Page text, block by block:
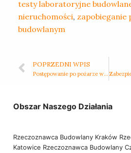
testy laboratoryjne
nieruchomości, zapobieganie
budowlanym
POPRZEDNI WPIS
Postępowanie po pożarze wywołanym przez piorun – pierwsze kroki i procedury naprawcze
Obszar Naszego Działania
Rzeczoznawca Budowlany Kraków
Katowice Rzeczoznawca Budowlany